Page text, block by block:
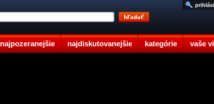
najpozeranejšie najdiskutovanejšie kategórie vaše